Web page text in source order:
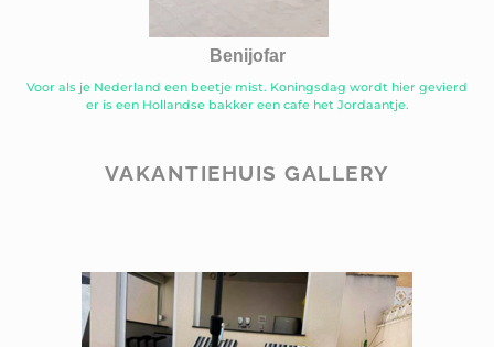
Benijofar
Voor als je Nederland een beetje mist. Koningsdag wordt hier gevierd
er is een Hollandse bakker een cafe het Jordaantje.
VAKANTIEHUIS GALLERY